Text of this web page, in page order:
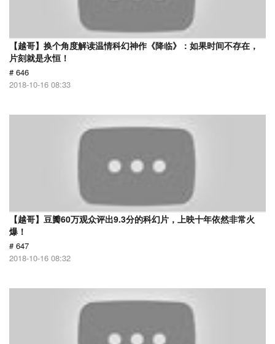
【越哥】换个角度解读温情科幻神作《降临》：如果时间不存在，
片刻就是永恒！
# 646
2018-10-16 08:33
【越哥】豆瓣60万观众评出9.3分的科幻片，上映十年依然非常火
爆！
# 647
2018-10-16 08:32